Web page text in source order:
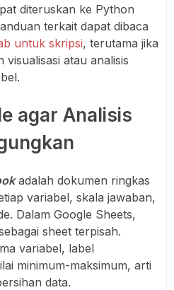
diteruskan ke Python
terkait dapat dibaca
untuk skripsi, terutama jika
atau analisis
agar Analisis
adalah dokumen ringkas
variabel, skala jawaban,
Dalam Google Sheets,
sheet terpisah.
variabel, label
minimum-maksimum, arti
data.